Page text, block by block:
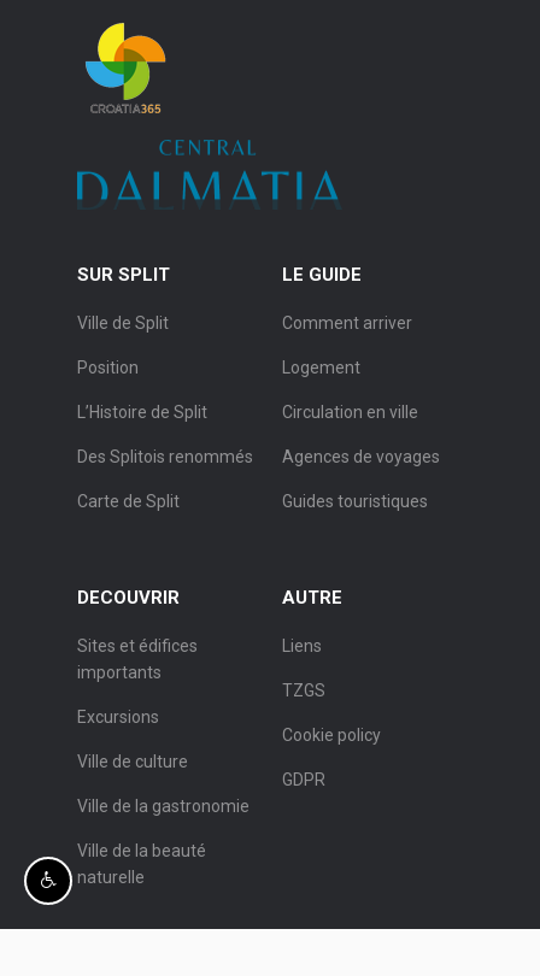
SUR SPLIT
Ville de Split
Position
L’Histoire de Split
Des Splitois renommés
Carte de Split
LE GUIDE
Comment arriver
Logement
Circulation en ville
Agences de voyages
Guides touristiques
DECOUVRIR
Sites et édifices
importants
Excursions
Ville de culture
Ville de la gastronomie
Ville de la beauté
naturelle
AUTRE
Liens
TZGS
Cookie policy
GDPR